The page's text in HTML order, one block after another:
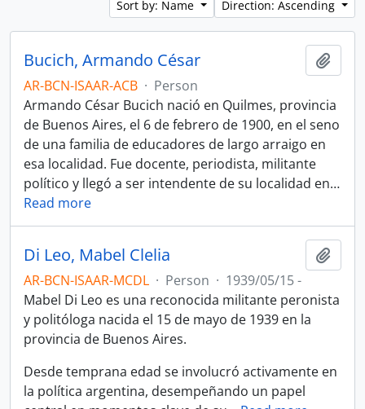
Sort by: Name Direction: Ascending
Bucich, Armando César
AR-BCN-ISAAR-ACB · Person
Armando César Bucich nació en Quilmes, provincia
de Buenos Aires, el 6 de febrero de 1900, en el seno
de una familia de educadores de largo arraigo en
esa localidad. Fue docente, periodista, militante
político y llegó a ser intendente de su localidad en…
Read more
Di Leo, Mabel Clelia
AR-BCN-ISAAR-MCDL · Person · 1939/05/15 -
Mabel Di Leo es una reconocida militante peronista
y politóloga nacida el 15 de mayo de 1939 en la
provincia de Buenos Aires.
Desde temprana edad se involucró activamente en
la política argentina, desempeñando un papel